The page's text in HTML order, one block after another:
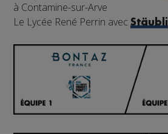
à Contamine-sur-Arve
Le Lycée René Perrin avecStäubli